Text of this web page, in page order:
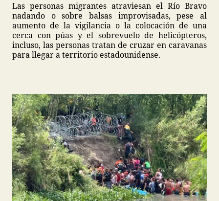
Las personas migrantes atraviesan el Río Bravo
nadando o sobre balsas improvisadas, pese al
aumento de la vigilancia o la colocación de una
cerca con púas y el sobrevuelo de helicópteros,
incluso, las personas tratan de cruzar en caravanas
para llegar a territorio estadounidense.